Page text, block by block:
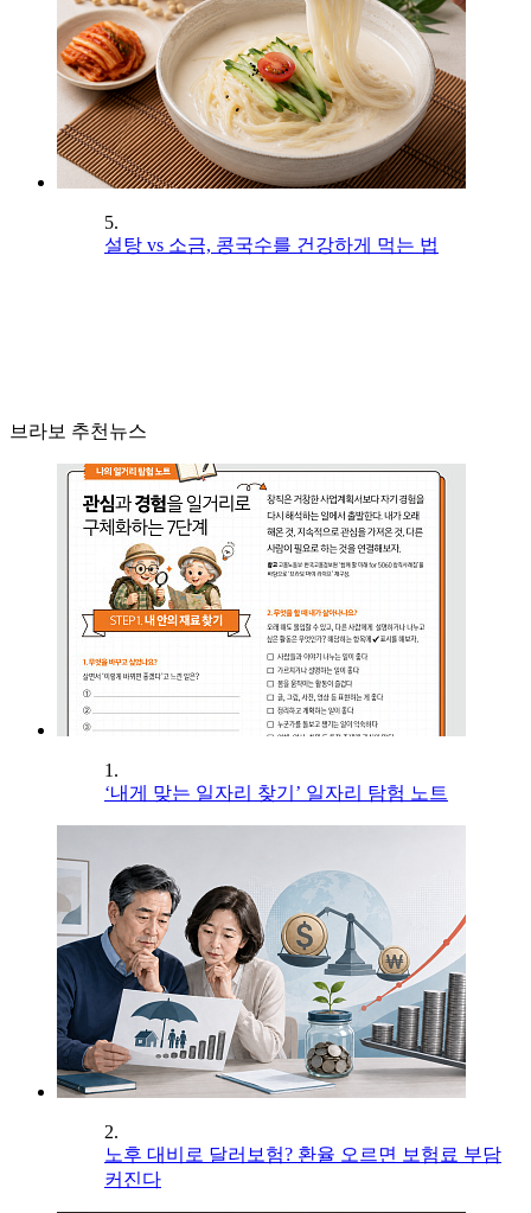
5.
설탕 vs 소금, 콩국수를 건강하게 먹는 법
브라보 추천뉴스
1.
‘내게 맞는 일자리 찾기’ 일자리 탐험 노트
2.
노후 대비로 달러보험? 환율 오르면 보험료 부담
커진다